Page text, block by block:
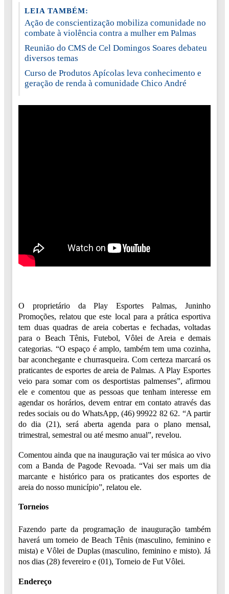
LEIA TAMBÉM:
Ação de conscientização mobiliza comunidade no
combate à violência contra a mulher em Palmas
Reunião do CMS de Cel Domingos Soares debateu
diversos temas
Curso de Produtos Apícolas leva conhecimento e
geração de renda à comunidade Chico André
O proprietário da Play Esportes Palmas, Juninho
Promoções, relatou que este local para a prática esportiva
tem duas quadras de areia cobertas e fechadas, voltadas
para o Beach Tênis, Futebol, Vôlei de Areia e demais
categorias. “O espaço é amplo, também tem uma cozinha,
bar aconchegante e churrasqueira. Com certeza marcará os
praticantes de esportes de areia de Palmas. A Play Esportes
veio para somar com os desportistas palmenses”, afirmou
ele e comentou que as pessoas que tenham interesse em
agendar os horários, devem entrar em contato através das
redes sociais ou do WhatsApp, (46) 99922 82 62. “A partir
do dia (21), será aberta agenda para o plano mensal,
trimestral, semestral ou até mesmo anual”, revelou.
Comentou ainda que na inauguração vai ter música ao vivo
com a Banda de Pagode Revoada. “Vai ser mais um dia
marcante e histórico para os praticantes dos esportes de
areia do nosso município”, relatou ele.
Torneios
Fazendo parte da programação de inauguração também
haverá um torneio de Beach Tênis (masculino, feminino e
mista) e Vôlei de Duplas (masculino, feminino e misto). Já
nos dias (28) fevereiro e (01), Torneio de Fut Vôlei.
Endereço